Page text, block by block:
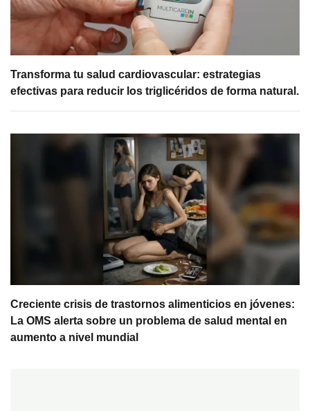
Transforma tu salud cardiovascular: estrategias
efectivas para reducir los triglicéridos de forma natural.
Creciente crisis de trastornos alimenticios en jóvenes:
La OMS alerta sobre un problema de salud mental en
aumento a nivel mundial